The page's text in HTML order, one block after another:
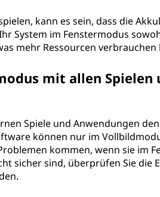
kann es sein, dass die
System im Fenstermodus
mehr Ressourcen verbrauchen
mit allen Spielen
Spiele und Anwendungen
können nur im
kommen, wenn sie im
sicher sind, überprüfen Sie die